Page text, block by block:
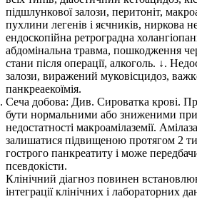
підшлункової залози, перитоніт,
пухлини легенів і яєчників, ниркова
ендоскопійна ретроградна
абдомінальна травма, пошкодження
стани після операції, алкоголь. ↓.
залози, виражений муковісцидоз,
панкреаекоїмія.
Сеча добова: Див. Сироватка крові.
бути нормальними або зниженими
недостатності макроамілаземії.
залишатися підвищеною протягом 2
гострого панкреатиту і може
псевдокісти.
Клінічний діагноз повинен
інтеграції клінічних і лабораторних